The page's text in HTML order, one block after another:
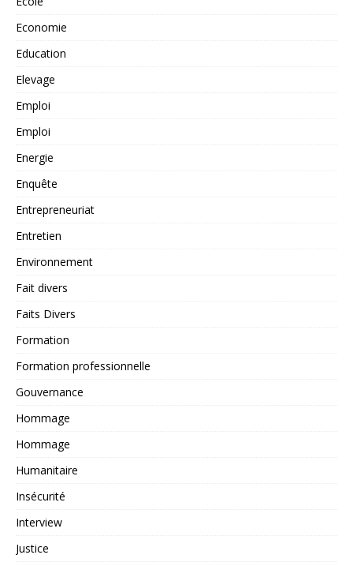
Economie
Education
Elevage
Emploi
Emploi
Energie
Enquête
Entrepreneuriat
Entretien
Environnement
Fait divers
Faits Divers
Formation
Formation professionnelle
Gouvernance
Hommage
Hommage
Humanitaire
Insécurité
Interview
Justice